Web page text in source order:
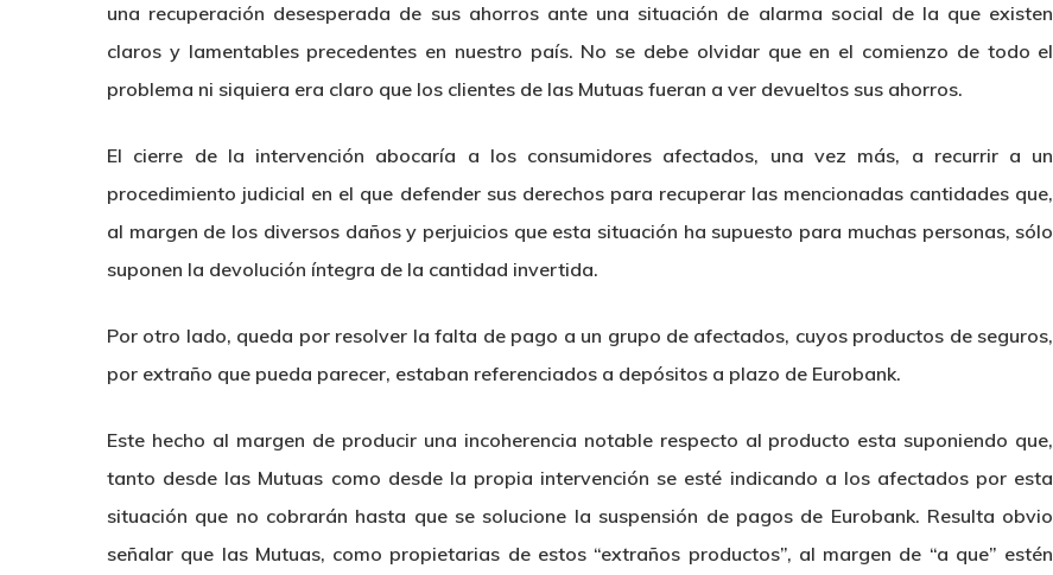
una recuperación desesperada de sus ahorros ante una situación de alarma social de la que existen
claros y lamentables precedentes en nuestro país. No se debe olvidar que en el comienzo de todo el
problema ni siquiera era claro que los clientes de las Mutuas fueran a ver devueltos sus ahorros.
El cierre de la intervención abocaría a los consumidores afectados, una vez más, a recurrir a un
procedimiento judicial en el que defender sus derechos para recuperar las mencionadas cantidades que,
al margen de los diversos daños y perjuicios que esta situación ha supuesto para muchas personas, sólo
suponen la devolución íntegra de la cantidad invertida.
Por otro lado, queda por resolver la falta de pago a un grupo de afectados, cuyos productos de seguros,
por extraño que pueda parecer, estaban referenciados a depósitos a plazo de Eurobank.
Este hecho al margen de producir una incoherencia notable respecto al producto esta suponiendo que,
tanto desde las Mutuas como desde la propia intervención se esté indicando a los afectados por esta
situación que no cobrarán hasta que se solucione la suspensión de pagos de Eurobank. Resulta obvio
señalar que las Mutuas, como propietarias de estos “extraños productos”, al margen de “a que” estén